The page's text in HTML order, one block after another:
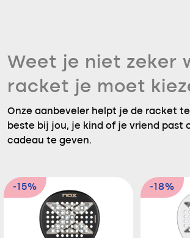
Weet je niet zeker
racket je moet
Onze aanbeveler helpt je de racket
beste bij jou, je kind of je vriend past
cadeau te geven.
-15% -18%